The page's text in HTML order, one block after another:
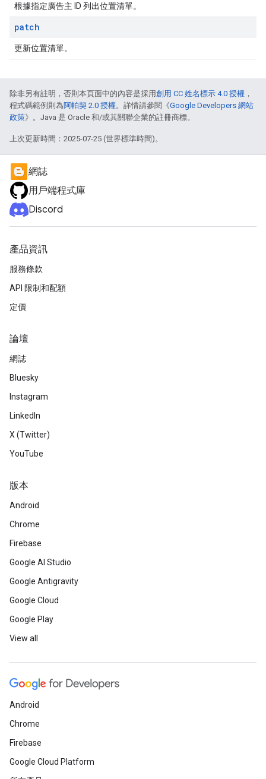
根據指定廣告主 ID 列出位置清單。
patch
更新位置清單。
除非另有註明，否則本頁面中的內容是採用創用 CC 姓名標示 4.0 授權 ，
程式碼範例則為阿帕契 2.0 授權。詳情請參閱《Google Developers 網站
政策》。Java 是 Oracle 和/或其關聯企業的註冊商標。
上次更新時間：2025-07-25 (世界標準時間)。
網誌
用戶端程式庫
Discord
產品資訊
服務條款
API 限制和配額
定價
論壇
網誌
Bluesky
Instagram
LinkedIn
X (Twitter)
YouTube
版本
Android
Chrome
Firebase
Google AI Studio
Google Antigravity
Google Cloud
Google Play
View all
Android
Chrome
Firebase
Google Cloud Platform